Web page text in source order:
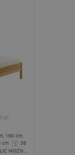
zł
160 cm,
cm
38
STYL I ELEGANCJA. TAK W SKRÓCIE OKREŚLIĆ MOŻNA ŁÓŻKO Z TAPICEROWANYM ZAGŁÓWKIEM Z KOLEKCJI POLA.